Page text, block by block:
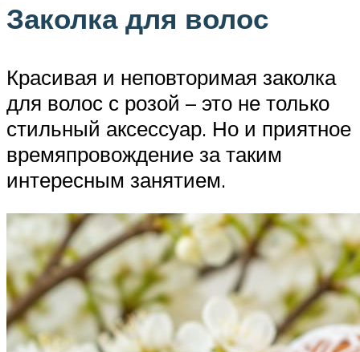
Заколка для волос
Красивая и неповторимая заколка
для волос с розой – это не только
стильный аксессуар. Но и приятное
времяпровождение за таким
интересным занятием.